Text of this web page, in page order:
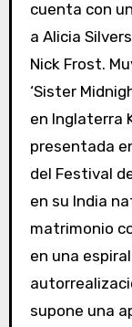
cuenta con
a Alicia
Nick Frost.
‘Sister
en Inglaterra
presentada
del Festival
en su India
matrimonio
en una
supone una